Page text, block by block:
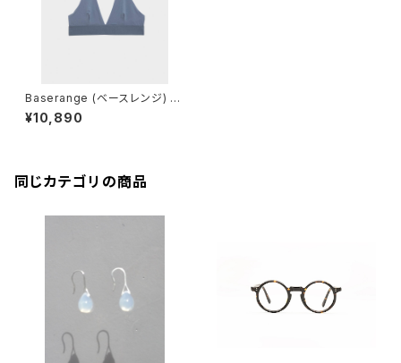
Baserange (ベースレンジ) T
RIANGLE BRA (KOEL BLUE)
¥10,890
同じカテゴリの商品